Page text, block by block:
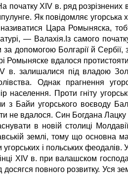
початку XIV в. ряд
Як повідомляє угорська
Цара Ромыняска,
— Валахія.Із самого
допомогою Болгарії й
Ромыняске вдалося
в. залишалися під владою
Однак прагнення
населення. Проти гніту
з Байи угорського воєводу
не вдалося. Син Богдана
в новій столиці
землі, тому що основна
угорських і польських
XIV в. при валашском
повного розвитку. Уся